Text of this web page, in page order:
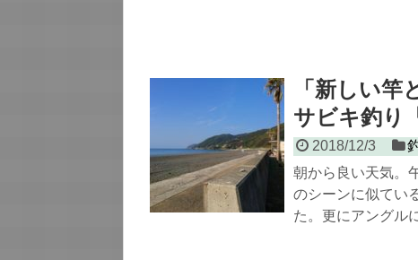
「新しい
サビキ釣り
2018/12/3
朝から良い天気。
のシーンに似てい
た。更にアングル